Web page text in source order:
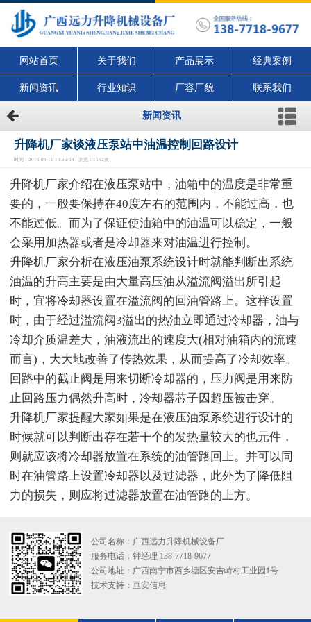
网站首页 关于我们 产品展示 经典案例
新闻资讯 行业知识 厂容厂貌 联系我们
新闻资讯
升降机厂家谈液压泵站中油温控制回路设计
时间：2016-09-11 10:25:04 浏览：1562次
升降机厂家介绍在液压泵站中，油箱中的温度是非常重
要的，一般要保持在40度左右的范围内，不能过高，也
不能过低。而为了保证使油箱中的油温可以稳定，一般
会采用加热器或者是冷却器来对油温进行控制。
升降机厂家分析在液压油泵系统设计时就能判断出系统
油温的升高主要是由大量高压油从溢流阀溢出所引起
时，宜将冷却器设置在溢流阀的回油管路上。这样设置
时，由于经过溢流阀3溢出的热油立即通过冷却器，油与
冷却介质温差大，油液流出的速度大(相对油箱内的流速
而言)，大大地改善了传热效果，从而提高了冷却效率。
回路中的截止阀是用来切断冷却器的，压力阀是用来防
止回路压力偶然升高时，冷却器芯子因超压被击穿。
升降机厂家提醒大家如果是在液压油泵系统进行设计的
时候就可以判断出存在若干个的发热量较大的也元件，
则就应该将冷却器放置在系统的油管路回上。并可以同
时在油管路上设置冷却器以及过滤器，此外为了降低阻
力的损失，则应将过滤器放置在油管路的上方。
公司名称：广西远力升降机械设备厂
服务电话：钟经理 138-7718-9677
公司地址：广西南宁市西乡塘区安吉峙村工业园1号
技术支持： 亘安信息